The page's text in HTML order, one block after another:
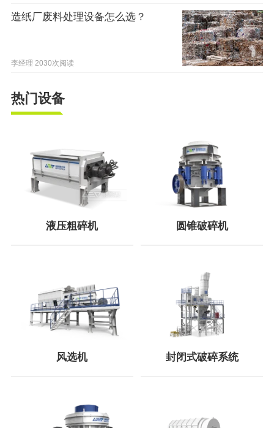
造纸厂废料处理设备怎么选？
李经理 2030次阅读
热门设备
液压粗碎机 圆锥破碎机
风选机 封闭式破碎系统